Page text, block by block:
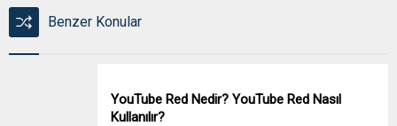
Benzer Konular
YouTube Red Nedir? YouTube Red Nasıl
Kullanılır?